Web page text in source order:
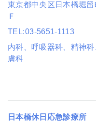
東京都中央区日本橋堀
Ｆ
TEL 03-5651-1113
内科、呼吸器科、精神
膚科
日本橋休日応急診療所